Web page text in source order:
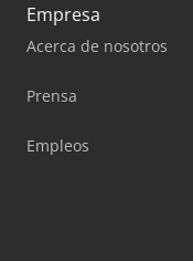
Empresa
Acerca de nosotros
Prensa
Empleos